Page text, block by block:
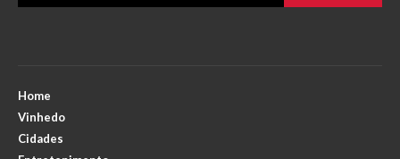
Home
Vinhedo
Cidades